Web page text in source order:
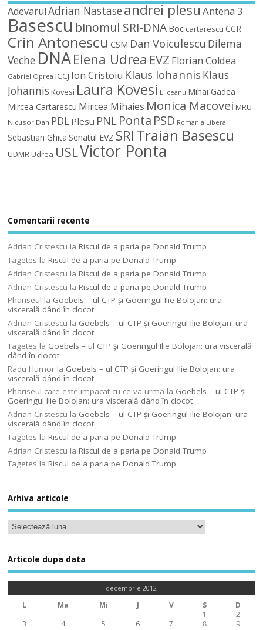
Adevarul Adrian Nastaseandrei plesuAntena 3
Basescu binomul SRI-DNA Boc cartarescu CCR
Crin Antonescu CSM Dan Voiculescu Dilema
Veche DNAElena Udrea EVZ Florian Coldea
Gabriel Oprea ICCJ Ion Cristoiu Klaus Iohannis Klaus
Johannis Kovesi Laura Kovesi Liiceanu Mihai Gadea
Mircea Cartarescu Mircea Mihaies Monica Macovei MRU
Nicusor Dan PDL Plesu PNL Ponta PSD Romania Libera
Sebastian Ghita Senatul EVZ SRITraian Basescu
UDMRUdrea USLVictor Ponta
Comentarii recente
Adrian Cristescu laRiscul de a paria pe Donald Trump
Tagetes laRiscul de a paria pe Donald Trump
Adrian Cristescu laRiscul de a paria pe Donald Trump
Adrian Cristescu laRiscul de a paria pe Donald Trump
Phariseul la Goebels – ul CTP şi Goeringul Ilie Bolojan: ura
viscerală dând în clocot
Adrian Cristescu la Goebels – ul CTP şi Goeringul Ilie Bolojan: ura
viscerală dând în clocot
Tagetes la Goebels – ul CTP şi Goeringul Ilie Bolojan: ura viscerală
dând în clocot
Radu Humor la Goebels – ul CTP şi Goeringul Ilie Bolojan: ura
viscerală dând în clocot
Phariseul care este impacat cu ce va urma la Goebels – ul CTP şi
Goeringul Ilie Bolojan: ura viscerală dând în clocot
Adrian Cristescu la Goebels – ul CTP şi Goeringul Ilie Bolojan: ura
viscerală dând în clocot
Tagetes laRiscul de a paria pe Donald Trump
Adrian Cristescu laRiscul de a paria pe Donald Trump
Tagetes laRiscul de a paria pe Donald Trump
Arhiva articole
Articole dupa data
decembrie 2012
L Ma Mi J V S
D
1
2
3
4 5 6 7 8
9